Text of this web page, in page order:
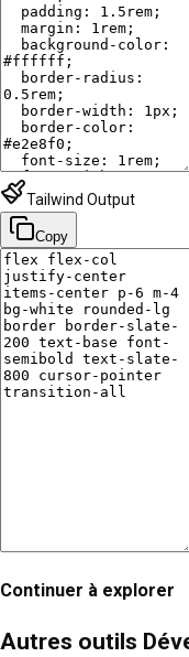
Tailwind Output
Copy
Continuer à explorer
Autres outils